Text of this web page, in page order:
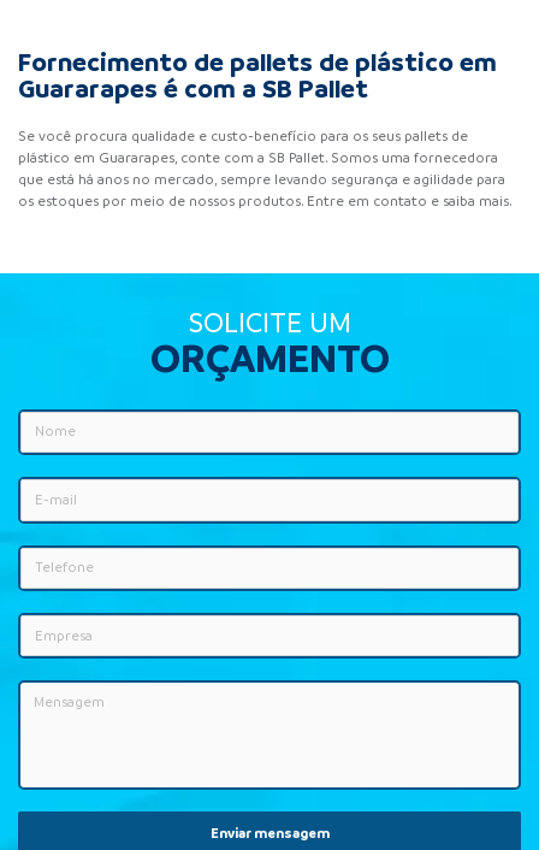
Fornecimento de pallets de plástico em
Guararapes é com a SB Pallet
Se você procura qualidade e custo-benefício para os seus pallets de
plástico em Guararapes, conte com a SB Pallet. Somos uma fornecedora
que está há anos no mercado, sempre levando segurança e agilidade para
os estoques por meio de nossos produtos. Entre em contato e saiba mais.
SOLICITE UM
ORÇAMENTO
Enviar mensagem